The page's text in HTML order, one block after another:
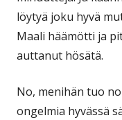
löytyä joku hyvä
Maali häämötti ja
auttanut hösätä.
No, menihän tuo
ongelmia hyvässä